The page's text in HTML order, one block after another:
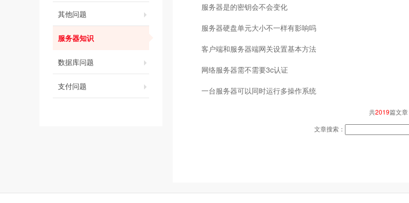
其他问题
服务器知识
数据库问题
支付问题
服务器是的密钥会不会变化
服务器硬盘单元大小不一样有影响吗
客户端和服务器端网关设置基本方法
网络服务器需不需要3c认证
一台服务器可以同时运行多操作系统
共2019篇文章
文章搜索：